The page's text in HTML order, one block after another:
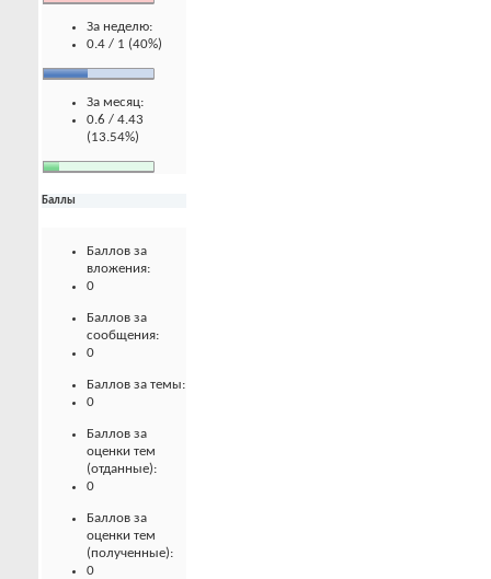
За неделю:
0.4 / 1 (40%)
За месяц:
0.6 / 4.43
(13.54%)
Баллы
Баллов за
вложения:
0
Баллов за
сообщения:
0
Баллов за темы:
0
Баллов за
оценки тем
(отданные):
0
Баллов за
оценки тем
(полученные):
0